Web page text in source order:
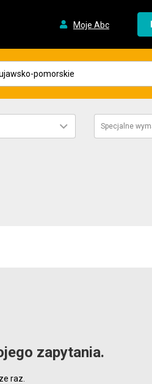
Moje Abc
Specjalne
zapytania.
raz.